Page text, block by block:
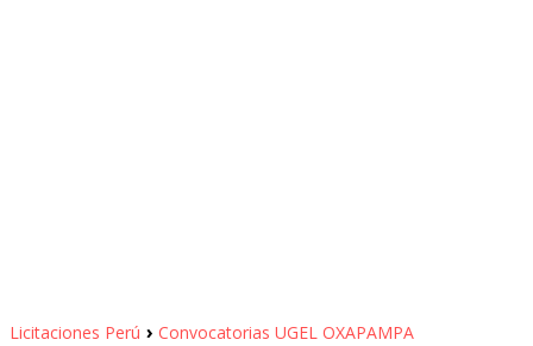
Licitaciones Perú › Convocatorias UGEL OXAPAMPA